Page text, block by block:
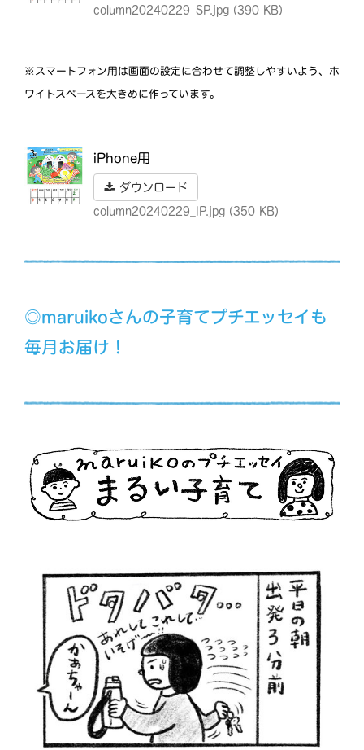
column20240229_SP.jpg (390 KB)
※スマートフォン用は画面の設定に合わせて調整しやすいよう、ホ
ワイトスペースを大きめに作っています。
iPhone用
ダウンロード
column20240229_IP.jpg (350 KB)
◎maruikoさんの子育てプチエッセイも
毎月お届け！